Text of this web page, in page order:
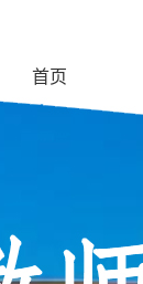
首页